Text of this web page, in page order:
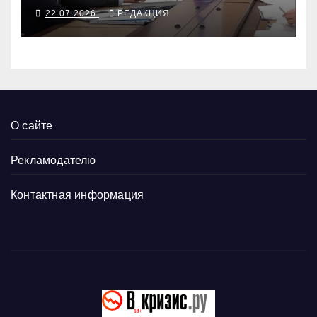
разгоном
22.07.2026 РЕДАКЦИЯ
О сайте
Рекламодателю
Контактная информация